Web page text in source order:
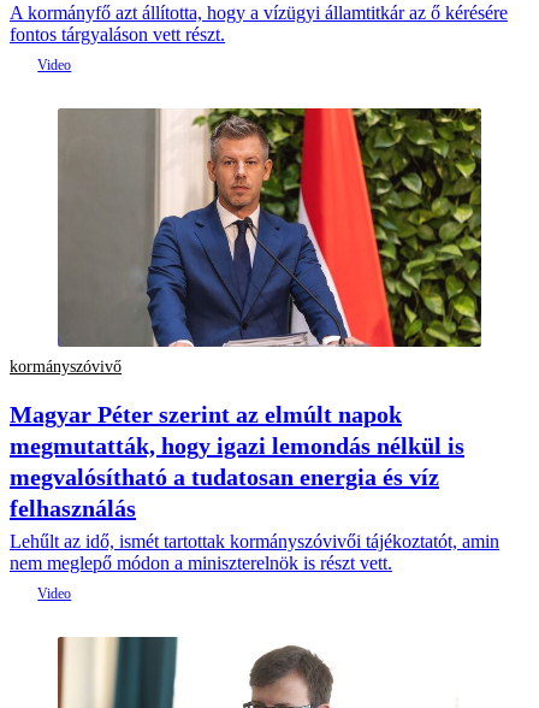
A kormányfő azt állította, hogy a vízügyi államtitkár az ő kérésére
fontos tárgyaláson vett részt.
kormányszóvivő
Magyar Péter szerint az elmúlt napok
megmutatták, hogy igazi lemondás nélkül is
megvalósítható a tudatosan energia és víz
felhasználás
Lehűlt az idő, ismét tartottak kormányszóvivői tájékoztatót, amin
nem meglepő módon a miniszterelnök is részt vett.